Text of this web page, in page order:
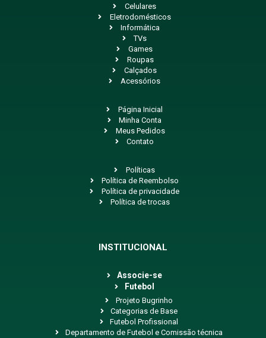
Celulares
Eletrodomésticos
Informática
TVs
Games
Roupas
Calçados
Acessórios
Página Inicial
Minha Conta
Meus Pedidos
Contato
Políticas
Política de Reembolso
Política de privacidade
Política de trocas
INSTITUCIONAL
Associe-se
Futebol
Projeto Bugrinho
Categorias de Base
Futebol Profissional
Departamento de Futebol e Comissão técnica